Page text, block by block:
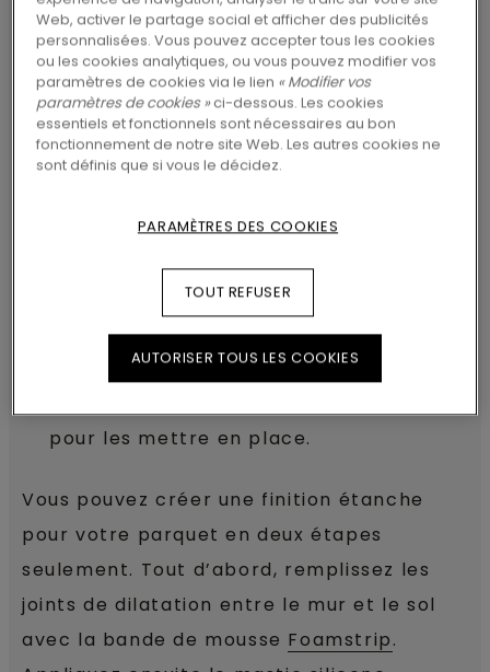
des plinthes assorties à votre sol. Vous
voulez accorder les plinthes avec votre
mur ? Choisissez alors nos plinthes
blanches ou à peindre.
coin à l’autre.
Coupez la plinthe au bon angle à l’aide
d’une scie circulaire.
Appliquez une couche de collePergo
Multiglueuniformément sur chaque
pour les mettre en place.
Vous pouvez créer une finition étanche
pour votre parquet en deux étapes
seulement. Tout d’abord, remplissez les
joints de dilatation entre le mur et le sol
avec la bande de mousse Foamstrip.
Web, activer le partage social et afficher des publicités
personnalisées. Vous pouvez accepter tous les cookies
ou les cookies analytiques, ou vous pouvez modifier vos
paramètres de cookies via le lien « Modifier vos
paramètres de cookies » ci-dessous. Les cookies
essentiels et fonctionnels sont nécessaires au bon
fonctionnement de notre site Web. Les autres cookies ne
sont définis que si vous le décidez.
PARAMÈTRES DES COOKIES
TOUT REFUSER
AUTORISER TOUS LES COOKIES